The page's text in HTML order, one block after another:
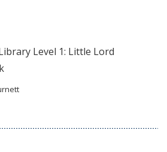
Level 1: Little Lord